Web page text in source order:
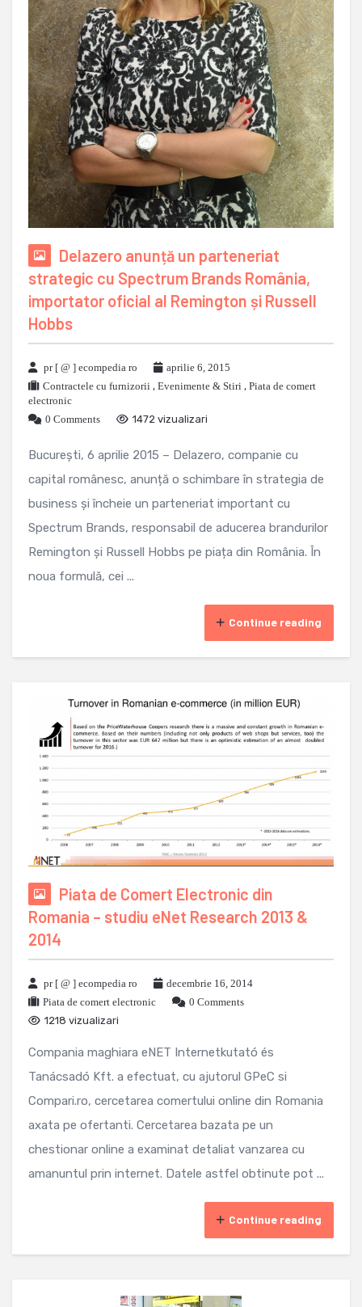
Delazero anunță un parteneriat
strategic cu Spectrum Brands România,
importator oficial al Remington și Russell
Hobbs
pr [ @ ] ecompedia ro
aprilie 6, 2015
Contractele cu furnizorii , Evenimente & Stiri , Piata de comert
electronic
0 Comments
1472 vizualizari
București, 6 aprilie 2015 – Delazero, companie cu
capital românesc, anunță o schimbare în strategia de
business și încheie un parteneriat important cu
Spectrum Brands, responsabil de aducerea brandurilor
Remington și Russell Hobbs pe piața din România. În
noua formulă, cei ...
Continue reading
Piata de Comert Electronic din
Romania – studiu eNet Research 2013 &
2014
pr [ @ ] ecompedia ro
decembrie 16, 2014
Piata de comert electronic
0 Comments
1218 vizualizari
Compania maghiara eNET Internetkutató és
Tanácsadó Kft. a efectuat, cu ajutorul GPeC si
Compari.ro, cercetarea comertului online din Romania
axata pe ofertanti. Cercetarea bazata pe un
chestionar online a examinat detaliat vanzarea cu
amanuntul prin internet. Datele astfel obtinute pot ...
Continue reading